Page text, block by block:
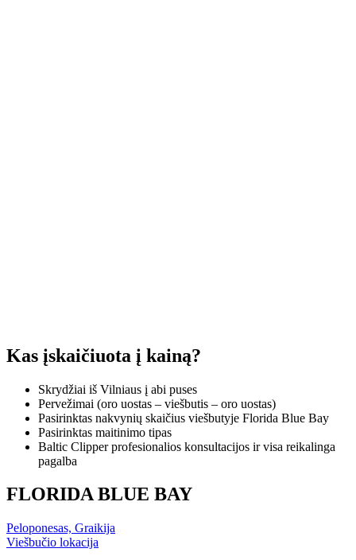
Kas įskaičiuota į kainą?
Skrydžiai iš Vilniaus į abi puses
Pervežimai (oro uostas – viešbutis – oro uostas)
Pasirinktas nakvynių skaičius viešbutyje Florida Blue Bay
Pasirinktas maitinimo tipas
Baltic Clipper profesionalios konsultacijos ir visa reikalinga
pagalba
FLORIDA BLUE BAY
Peloponesas, Graikija
Viešbučio lokacija